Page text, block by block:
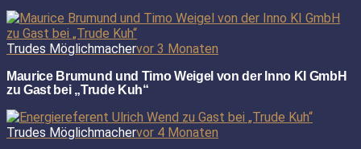
Trudes Möglichmachervor 3 Monaten
Maurice Brumund und Timo Weigel von der Inno KI GmbH
zu Gast bei „Trude Kuh“
Trudes Möglichmachervor 4 Monaten